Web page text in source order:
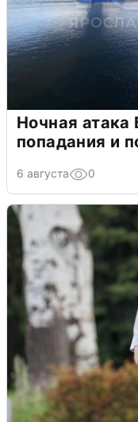
Ночная
попадания и
6 августа 0